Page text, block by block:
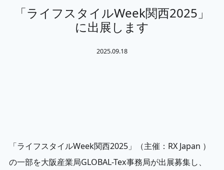
「ライフスタイルWeek関西2025」
に出展します
2025.09.18
「ライフスタイルWeek関西2025」（主催：RX Japan ）
の一部を大阪産業局GLOBAL-Tex事務局が出展募集し、